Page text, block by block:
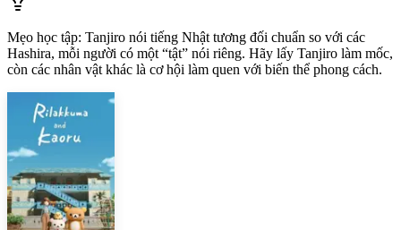
Mẹo học tập: Tanjiro nói tiếng Nhật tương đối chuẩn so với các
Hashira, mỗi người có một “tật” nói riêng. Hãy lấy Tanjiro làm mốc,
còn các nhân vật khác là cơ hội làm quen với biến thể phong cách.